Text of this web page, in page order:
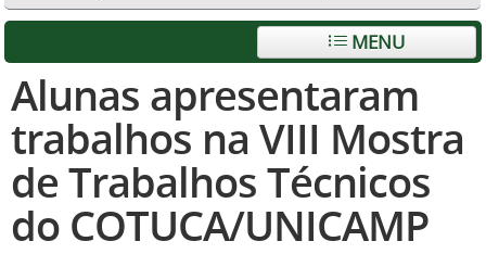
MENU
Alunas apresentaram
trabalhos na VIII Mostra
de Trabalhos Técnicos
do COTUCA/UNICAMP